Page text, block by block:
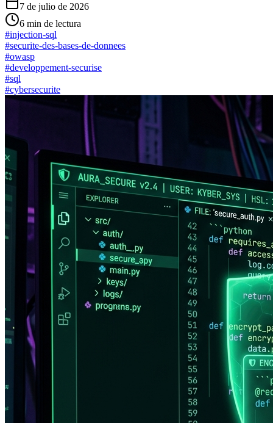
7 de julio de 2026
6 min de lectura
#injection-sql
#securite-des-bases-de-donnees
#owasp
#developpement-securise
#sql
#cybersecurite